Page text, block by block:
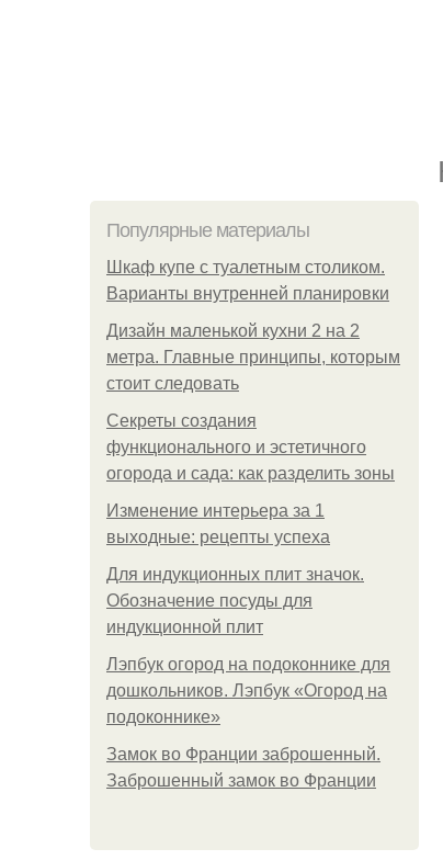
Популярные материалы
Шкаф купе с туалетным столиком.
Варианты внутренней планировки
Дизайн маленькой кухни 2 на 2
метра. Главные принципы, которым
стоит следовать
Секреты создания
функционального и эстетичного
огорода и сада: как разделить зоны
Изменение интерьера за 1
выходные: рецепты успеха
Для индукционных плит значок.
Обозначение посуды для
индукционной плит
Лэпбук огород на подоконнике для
дошкольников. Лэпбук «Огород на
подоконнике»
Замок во Франции заброшенный.
Заброшенный замок во Франции